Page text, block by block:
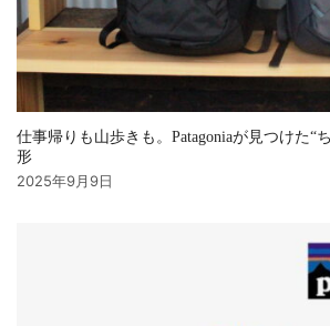
仕事帰りも山歩きも。Patagoniaが見つけた“
形
2025年9月9日